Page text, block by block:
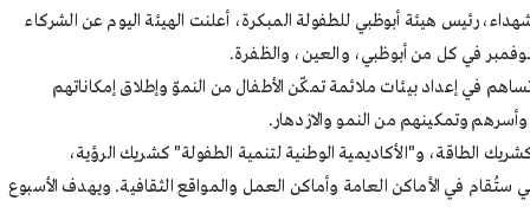
رئيس هيئة أبوظبي للطفولة المبكرة، أعلنت الهيئة اليوم عن الشركاء
في إعداد بيئات ملائمة تمكّن الأطفال من النموّ وإطلاق إمكاناتهم
وتمكينهم من النمو والازدهار.
عن أدنوك كشريك الطاقة، و"الأكاديمية الوطنية لتنمية الطفولة" كشريك الرؤية،
في الأماكن العامة وأماكن العمل والمواقع الثقافية. ويهدف الأسبوع